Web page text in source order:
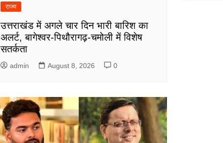
राज्य
उत्तराखंड में अगले चार दिन भारी बारिश का
अलर्ट, बागेश्वर-पिथौरागढ़-चमोली में विशेष
सतर्कता
admin August 8, 2026 0